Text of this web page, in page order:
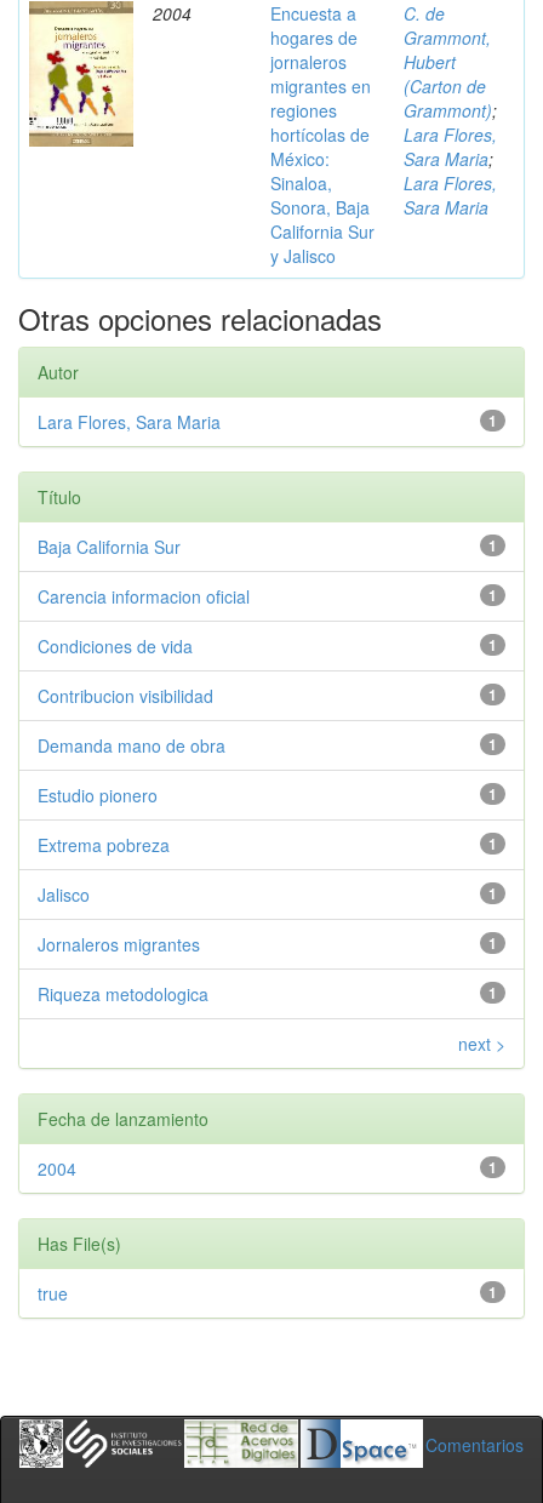
2004
Encuesta a
hogares de
jornaleros
migrantes en
regiones
hortícolas de
México:
Sinaloa,
Sonora, Baja
California Sur
y Jalisco
C. de
Grammont,
Hubert
(Carton de
Grammont);
Lara Flores,
Sara Maria;
Lara Flores,
Sara Maria
Otras opciones relacionadas
Autor
1
Lara Flores, Sara Maria
Título
1
Baja California Sur
1
Carencia informacion oficial
1
Condiciones de vida
1
Contribucion visibilidad
1
Demanda mano de obra
1
Estudio pionero
1
Extrema pobreza
1
Jalisco
1
Jornaleros migrantes
1
Riqueza metodologica
next >
Fecha de lanzamiento
1
2004
Has File(s)
1
true
Comentarios